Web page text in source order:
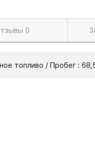
0
топливо / Пробег :